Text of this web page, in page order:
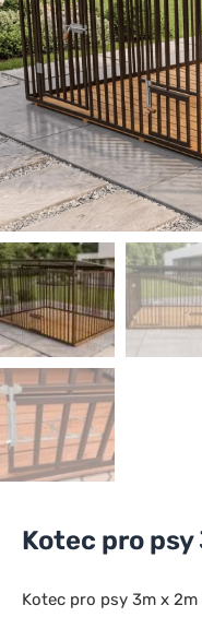
Kotec pro psy
Kotec pro psy 3m x